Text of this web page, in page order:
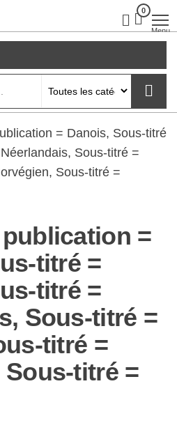
0
Menu
= Danois, Sous-titré
Sous-titré =
Sous-titré =
=
titré =
titré =
Sous-titré =
titré =
titré =